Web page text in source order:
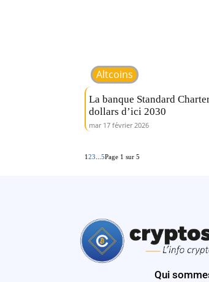
Altcoins
La banque Standard
dollars d’ici 2030
mar 17 février 2026
1 23 5Page 1 sur 5
Qui